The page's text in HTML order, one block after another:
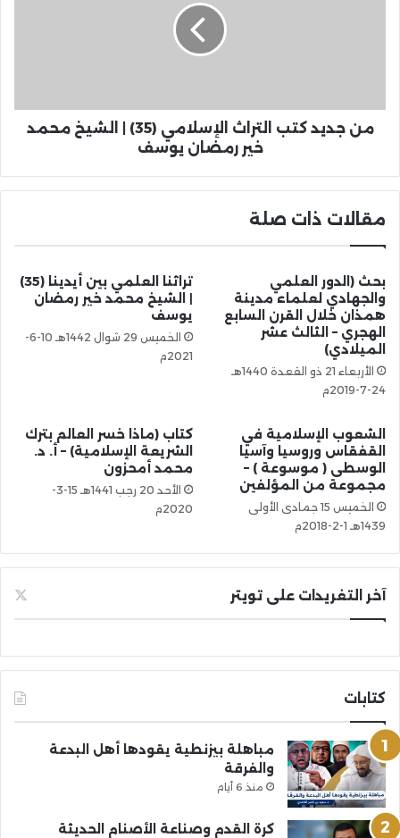
من جديد كتب التراث الإسلامي (35) | الشيخ محمد
خير رمضان يوسف
مقالات ذات صلة
بحث (الدور العلمي
والجهادي لعلماء مدينة
همذان خلال القرن السابع
الهجري – الثالث عشر
الميلادي)
الأربعاء 21 ذو القعدة 1440هـ
24-7-2019م
تراثنا العلمي بين أيدينا (35)
| الشيخ محمد خير رمضان
يوسف
الخميس 29 شوال 1442هـ 10-6-
2021م
الشعوب الإسلامية في
القفقاس وروسيا وآسيا
الوسطى ( موسوعة ) –
مجموعة من المؤلفين
الخميس 15 جمادى الأولى
1439هـ 1-2-2018م
كتاب (ماذا خسر العالم بترك
الشريعة الإسلامية) – أ. د.
محمد أمحزون
الأحد 20 رجب 1441هـ 15-3-
2020م
آخر التغريدات على تويتر
كتابات
مباهلة بيزنطية يقودها أهل البدعة
والفرقة
منذ 6 أيام
كرة القدم وصناعة الأصنام الحديثة